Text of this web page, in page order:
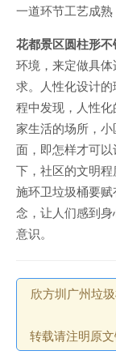
一道环节工艺成熟
花都景区圆柱形
环境，来定做具
求。人性化设计
程中发现，人性
家生活的场所，
面，即怎样才可
下，社区的文明
施环卫垃圾桶要
念，让人们感到
意识。
欣方圳广州垃
转载请注明原文